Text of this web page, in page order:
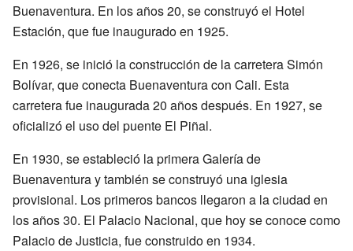
Buenaventura. En los años 20, se construyó el Hotel
Estación, que fue inaugurado en 1925.
En 1926, se inició la construcción de la carretera Simón
Bolívar, que conecta Buenaventura con Cali. Esta
carretera fue inaugurada 20 años después. En 1927, se
oficializó el uso del puente El Piñal.
En 1930, se estableció la primera Galería de
Buenaventura y también se construyó una iglesia
provisional. Los primeros bancos llegaron a la ciudad en
los años 30. El Palacio Nacional, que hoy se conoce como
Palacio de Justicia, fue construido en 1934.